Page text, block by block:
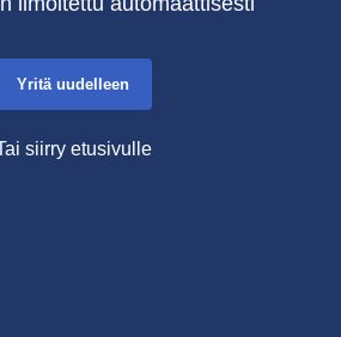
Yritä uudelleen
siirry etusivulle